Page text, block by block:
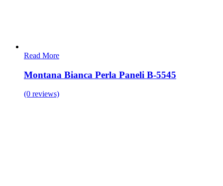
Read More
Montana Bianca Perla Paneli B-5545
(0 reviews)